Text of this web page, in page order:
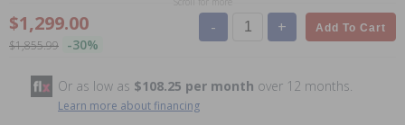
$1,299.00
$1,855.99 -30%
- + Add To Cart
Or as low as $108.25 per month over 12 months.
Learn more about financing